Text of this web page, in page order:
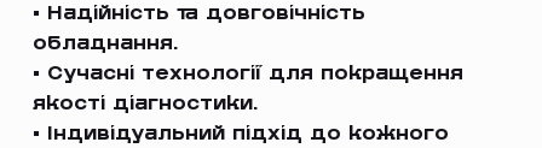
• Надійність та довговічність
обладнання.
• Сучасні технології для покращення
якості діагностики.
• Індивідуальний підхід до кожного